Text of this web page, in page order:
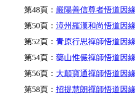
第48頁： 嚴陽善信尊者悟道因緣
第50頁： 漳州羅漢和尚悟道因緣
第52頁： 青原行思禪師悟道因緣
第54頁： 藥山惟儼禪師悟道因緣
第56頁： 大顛寶通禪師悟道因緣
第58頁： 招提慧朗禪師悟道因緣